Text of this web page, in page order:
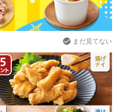
まだ見てない